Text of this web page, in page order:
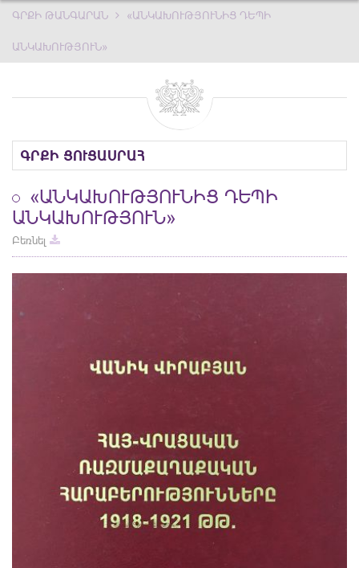
ԳՐՔԻ ԹԱՆԳԱՐԱՆ «ԱՆԿԱԽՈՒԹՅՈՒՆԻՑ ԴԵՊԻ
ԱՆԿԱԽՈՒԹՅՈՒՆ»
ԳՐՔԻ ՑՈՒՑԱՍՐԱՀ
«ԱՆԿԱԽՈՒԹՅՈՒՆԻՑ ԴԵՊԻ
ԱՆԿԱԽՈՒԹՅՈՒՆ»
Բեռնել